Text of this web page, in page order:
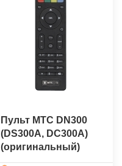
Пульт МТС DN300
(DS300A, DC300A)
(оригинальный)